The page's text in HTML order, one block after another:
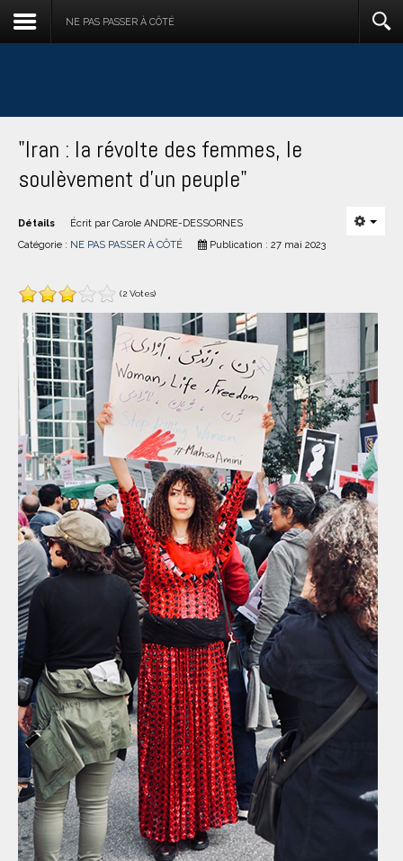
NE PAS PASSER À CÔTÉ
"Iran : la révolte des femmes, le
soulèvement d'un peuple"
Détails Écrit par Carole ANDRE-DESSORNES
Catégorie : NE PAS PASSER À CÔTÉ Publication : 27 mai 2023
(2 Votes)